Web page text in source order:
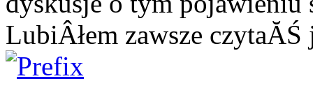
LubiÂłem zawsze